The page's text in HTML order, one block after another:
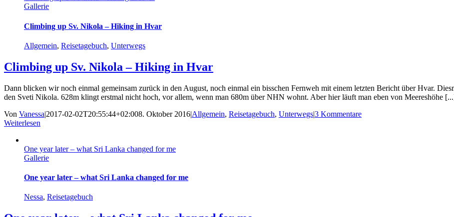
Gallerie
Climbing up Sv. Nikola – Hiking in Hvar
Allgemein, Reisetagebuch, Unterwegs
Climbing up Sv. Nikola – Hiking in Hvar
Dann blicken wir noch einmal gemeinsam zurück in den August, noch einmal ein bisschen Fernweh mit einem letzten Bericht über Hvar.
den Sveti Nikola. 628m klingt erstmal nicht hoch, vor allem, wenn man 680m über NHN wohnt. Aber hier läuft man eben von Meereshöhe
Von Vanessa|2017-02-02T20:55:44+02:008. Oktober 2016|Allgemein, Reisetagebuch, Unterwegs|3 Kommentare
Weiterlesen
One year later – what Sri Lanka changed for me
Gallerie
One year later – what Sri Lanka changed for me
Nessa, Reisetagebuch